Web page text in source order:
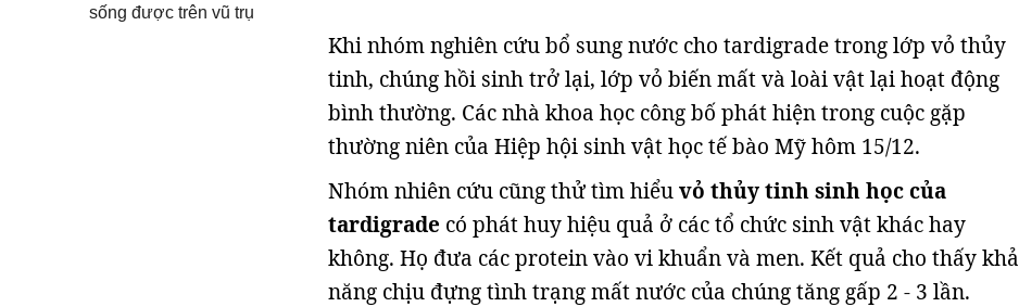
Khi nhóm nghiên cứu bổ sung nước cho tardigrade trong lớp vỏ thủy
tinh, chúng hồi sinh trở lại, lớp vỏ biến mất và loài vật lại hoạt động
bình thường. Các nhà khoa học công bố phát hiện trong cuộc gặp
thường niên của Hiệp hội sinh vật học tế bào Mỹ hôm 15/12.
Nhóm nhiên cứu cũng thử tìm hiểuvỏ thủy tinh sinh học của
tardigrade có phát huy hiệu quả ở các tổ chức sinh vật khác hay
không. Họ đưa các protein vào vi khuẩn và men. Kết quả cho thấy khả
năng chịu đựng tình trạng mất nước của chúng tăng gấp 2 - 3 lần.
sống được trên vũ trụ